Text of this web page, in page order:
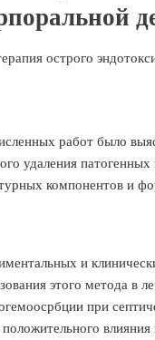
острого
работ было
удаления
компонентов и
и
этого метода в
при